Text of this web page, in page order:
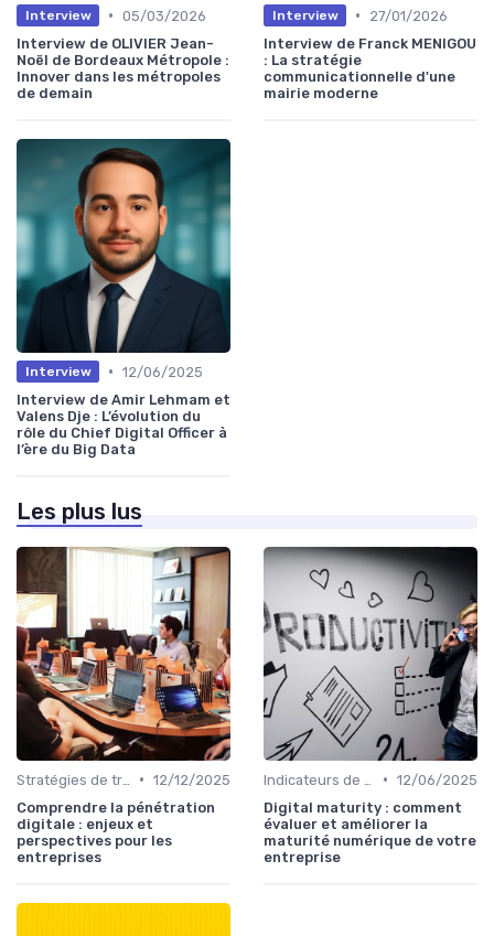
Interview • 05/03/2026
Interview de OLIVIER Jean-
Noël de Bordeaux Métropole :
Innover dans les métropoles
de demain
Interview •
27/01/2026
Interview de Franck MENIGOU
: La stratégie
communicationnelle d'une
mairie moderne
Interview • 12/06/2025
Interview de Amir Lehmam et
Valens Dje : L’évolution du
rôle du Chief Digital Officer à
l’ère du Big Data
Les plus lus
• 12/12/2025
Comprendre la pénétration
digitale : enjeux et
perspectives pour les
entreprises
• 12/06/2025
Digital maturity : comment
évaluer et améliorer la
maturité numérique de votre
entreprise